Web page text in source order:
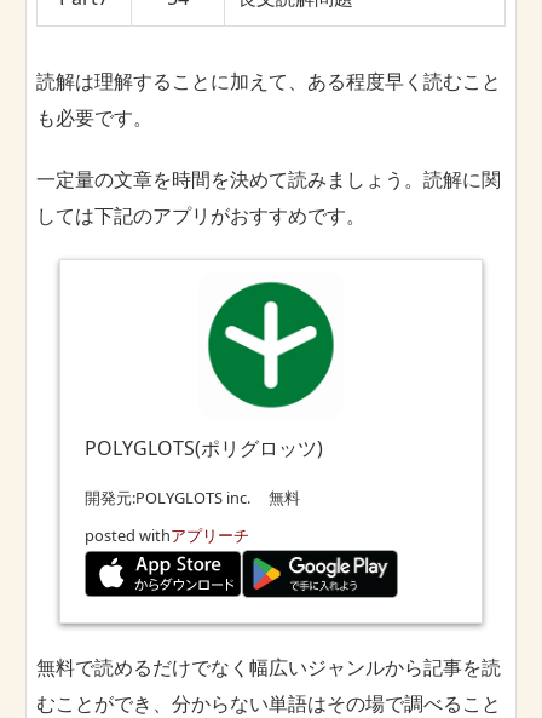
読解は理解することに加えて、ある程度早く読むこと
も必要です。
一定量の文章を時間を決めて読みましょう。読解に関
しては下記のアプリがおすすめです。
POLYGLOTS(ポリグロッツ)
開発元:POLYGLOTS inc.
無料
posted withアプリーチ
無料で読めるだけでなく幅広いジャンルから記事を読
むことができ、分からない単語はその場で調べること